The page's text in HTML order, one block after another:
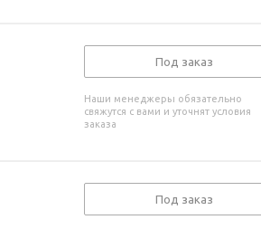
Под заказ
Наши менеджеры обязательно
свяжутся с вами и уточнят условия
заказа
Под заказ